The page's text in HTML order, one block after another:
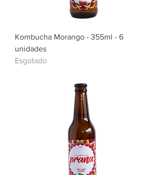
Kombucha Morango - 355ml - 6
unidades
Esgotado